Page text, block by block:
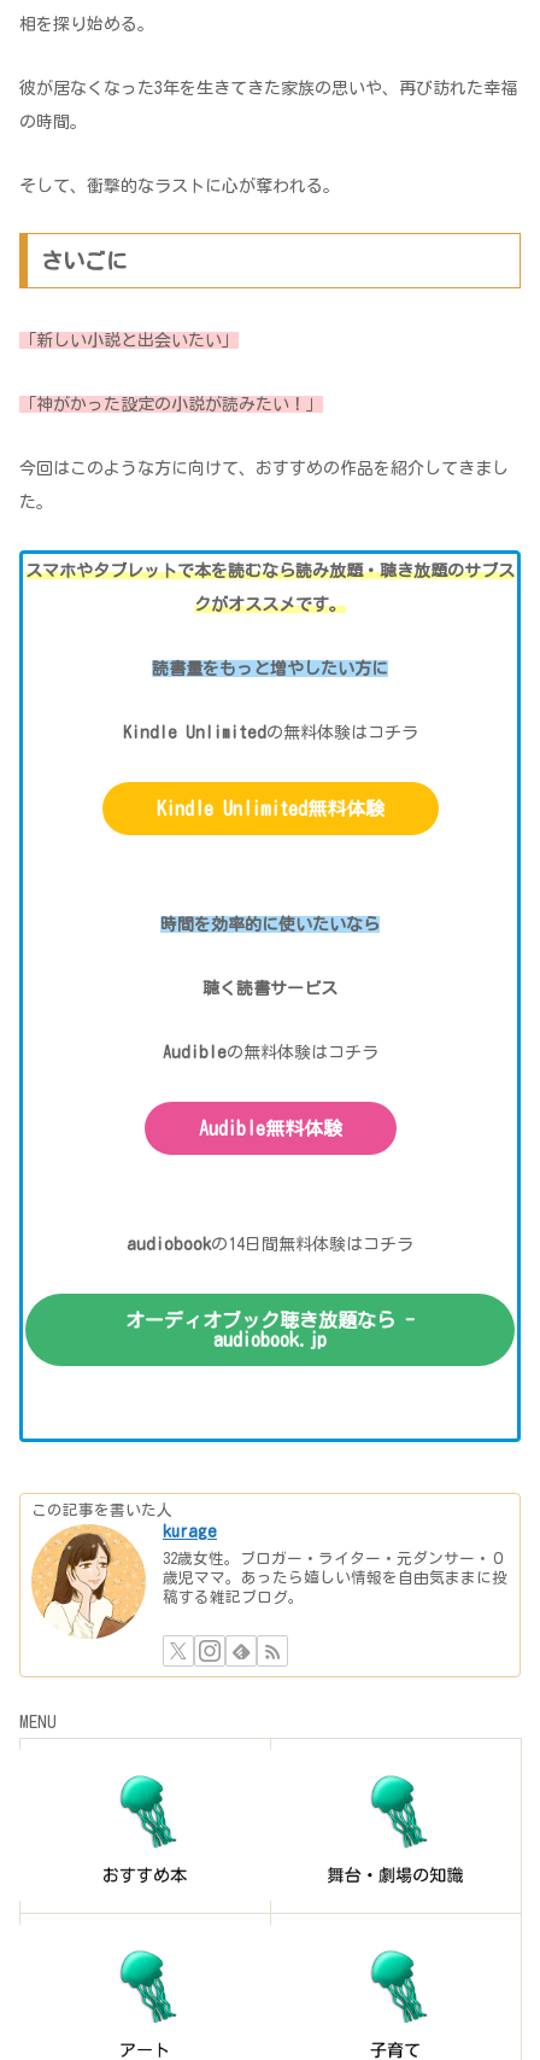
相を探り始める。
彼が居なくなった3年を生きてきた家族の思いや、再び訪れた幸福
の時間。
そして、衝撃的なラストに心が奪われる。
さいごに
「新しい小説と出会いたい」
神がかった設定の小説が読みたい！」
今回はこのような方に向けて、おすすめの作品を紹介してきまし
た。
スマホやタブレットで本を読むなら読み放題・聴き放題のサブス
クがオススメです。
読書量をもっと増やしたい方に
Kindle Unlimited の無料体験はコチラ
Kindle Unlimited無料体験
時間を効率的に使いたいなら
聴く読書サービス
Audibleの無料体験はコチラ
Audible無料体験
audiobookの14日間無料体験はコチラ
オーディオブック聴き放題なら -
audiobook.jp
この記事を書いた人
kurage
32歳女性。ブロガー・ライター・元ダンサー・０
歳児ママ。あったら嬉しい情報を自由気ままに投
稿する雑記ブログ。
MENU